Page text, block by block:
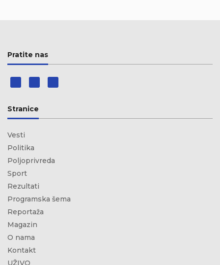
Pratite nas
Stranice
Vesti
Politika
Poljoprivreda
Sport
Rezultati
Programska šema
Reportaža
Magazin
O nama
Kontakt
UŽIVO